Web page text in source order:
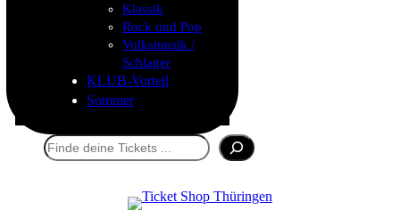
Klassik
Rock und Pop
Volksmusik /
Schlager
KLUB-Vorteil
Sommer
Suchen